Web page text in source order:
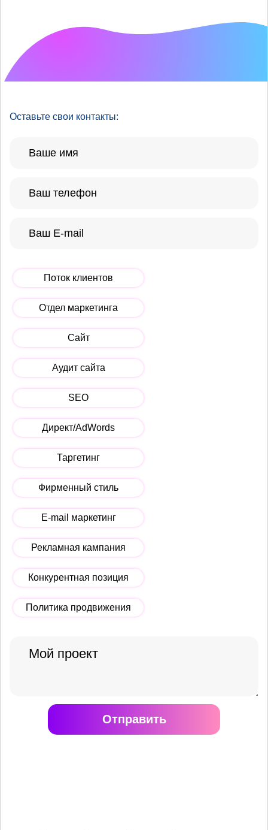
Оставьте свои контакты:
Поток клиентов
Отдел маркетинга
Сайт
Аудит сайта
SEO
Директ/AdWords
Таргетинг
Фирменный стиль
E-mail маркетинг
Рекламная кампания
Конкурентная позиция
Политика продвижения
Отправить